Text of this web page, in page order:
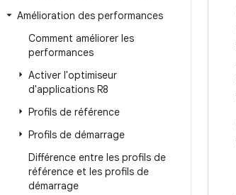
Amélioration des performances
Comment améliorer les
performances
Activer l'optimiseur
d'applications R8
Profils de référence
Profils de démarrage
Différence entre les profils de
référence et les profils de
démarrage